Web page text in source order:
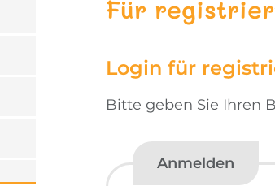
Für
Login für
Bitte geben Sie Ihren
Anmelden